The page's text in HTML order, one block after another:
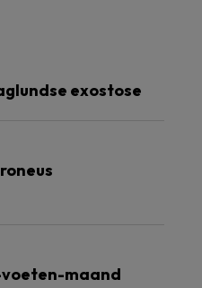
exostose
voeten-maand